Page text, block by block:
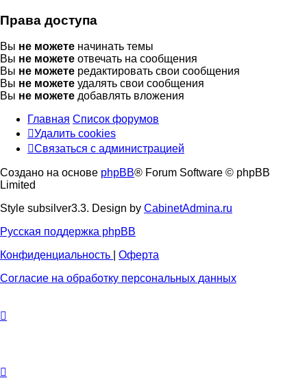
Права доступа
Вы не можете начинать темы
Вы не можете отвечать на сообщения
Вы не можете редактировать свои сообщения
Вы не можете удалять свои сообщения
Вы не можете добавлять вложения
Главная Список форумов
Удалить cookies
Связаться
администрацией
Связаться с администрацией
Создано на основе phpBB® Forum Software © phpBB
Limited
Style subsilver3.3. Design by CabinetAdmina.ru
Русская поддержка phpBB
Конфиденциальность
Оферта
Согласие на обработку персональных данных